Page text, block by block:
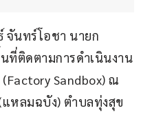
จันทร์โอชา นายก
ที่ติดตามการดำเนินงาน
Sandbox) ณ
หลมฉบัง) ตำบลทุ่งสุข